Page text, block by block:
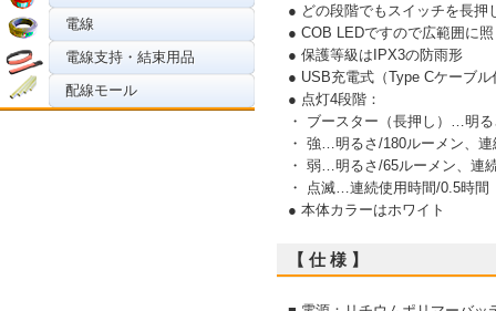
電線
電線支持・結束用品
配線モール
● どの段階でもスイッチを長押
● COB LEDですので広範囲に
● 保護等級はIPX3の防雨形
● USB充電式（Type Cケーブル
● 点灯4段階：
・ ブースター（長押し）…明
・ 強…明るさ/180ルーメン、
・ 弱…明るさ/65ルーメン、連
・ 点滅…連続使用時間/0.5時間
● 本体カラーはホワイト
【 仕 様 】